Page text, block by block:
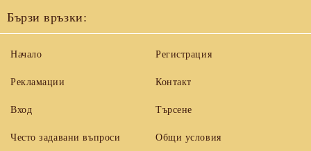
Бързи връзки:
Начало
Рекламации
Вход
Често задавани въпроси
Регистрация
Контакт
Търсене
Общи условия